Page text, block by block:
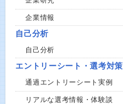
企業情報
自己分析
自己分析
エントリーシート・選考対策
通過エントリーシート実例
リアルな選考情報・体験談